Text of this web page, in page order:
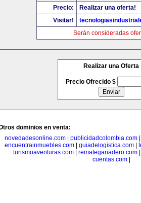
Precio:
Realizar una oferta!
Visitar!
Serán consideradas
Realizar una Oferta
Precio Ofrecido $
dominios en venta:
novedadesonline.com
publicidadcolombia.com
encuentrainmuebles.com| guiadelogistica.com|
turismoaventuras.com| remateganadero.com
cuentas.com|